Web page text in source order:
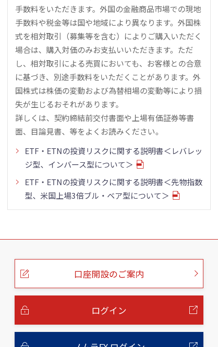
手数料をいただきます。外国の金融商品市場での現地
手数料や税金等は国や地域により異なります。外国株
式を相対取引（募集等を含む）によりご購入いただく
場合は、購入対価のみお支払いいただきます。ただ
し、相対取引による売買においても、お客様との合意
に基づき、別途手数料をいただくことがあります。外
国株式は株価の変動および為替相場の変動等により損
失が生じるおそれがあります。
詳しくは、契約締結前交付書面や上場有価証券等書
面、目論見書、等をよくお読みください。
ETF・ETNの投資リスクに関する説明書＜レバレッ
ジ型、インバース型について＞
ETF・ETNの投資リスクに関する説明書＜先物指数
型、米国上場3倍ブル・ベア型について＞
こ
口座開設のご案内
ログイン